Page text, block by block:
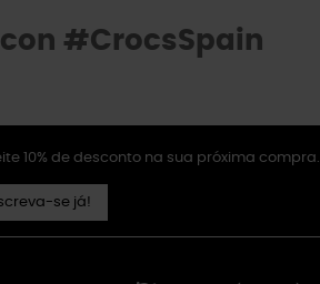
#CrocsSpain
10% de desconto na sua próxima compra.
se já!